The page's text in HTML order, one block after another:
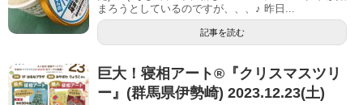
まろうとしているのですが、、、♪ 昨日...
記事を読む
巨大！寝相アート®︎『クリスマスツリ
ー』(群馬県伊勢崎) 2023.12.23(土)